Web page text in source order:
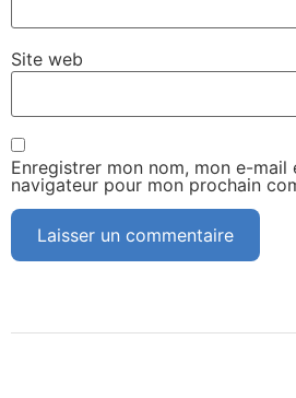
Site web
Enregistrer mon nom, mon e-mail
navigateur pour mon prochain